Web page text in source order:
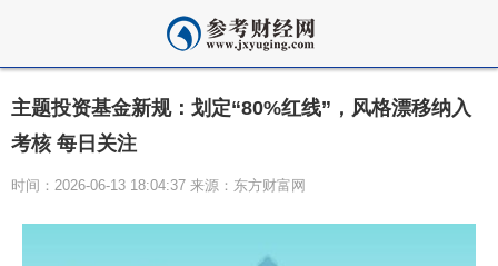
主题投资基金新规：划定“80%红线”，风格漂移纳入
考核 每日关注
时间：2026-06-13 18:04:37 来源：东方财富网